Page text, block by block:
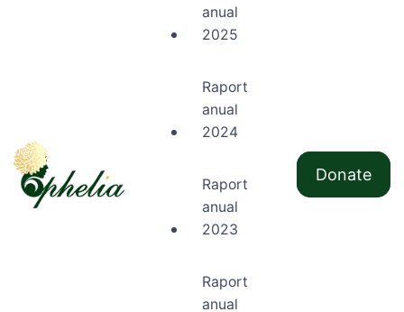
anual
2025
Raport
anual
2024
Raport
anual
2023
Raport
anual
Donate